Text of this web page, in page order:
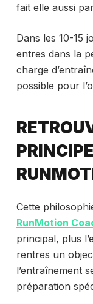
fait elle aussi
Dans les 10-15
entres dans la
charge
possible pour
Cette
RunMotion
principal, plus
rentres un
l’entraînement
préparation